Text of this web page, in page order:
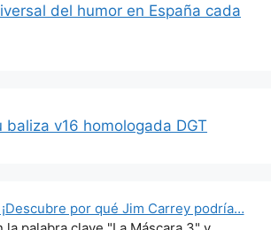
del humor en España cada
baliza v16 homologada DGT
¡Descubre por qué Jim Carrey podría…